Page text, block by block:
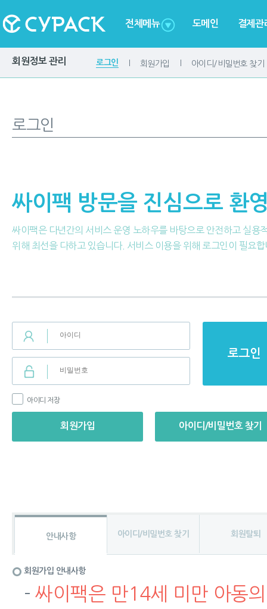
전체메뉴 도메인 결제관
회원정보 관리 로그인 회원가입 아이디/비밀번호 찾기
로그인
싸이팩 방문을 진심으로 환
싸이팩은 다년간의 서비스 운영 노하우를 바탕으로 안전하고 실용
위해 최선을 다하고 있습니다. 서비스 이용을 위해 로그인이 필요합
로그인
아이디 저장
회원가입 아이디/비밀번호 찾기
안내사항 아이디/비밀번호 찾기 회원탈퇴
회원가입 안내사항
- 싸이팩은 만14세 미만 아동